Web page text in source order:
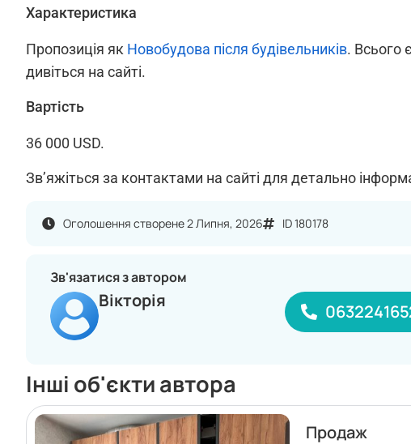
Характеристика
Пропозиція як Новобудова після будівельників. Всього є
дивіться на сайті.
Вартість
36 000 USD.
Зв’яжіться за контактами на сайті для детально
Оголошення створене 2 Липня, 2026 ID 180178
Зв'язатися з автором
Вікторія
Інші об'єкти автора
Продаж